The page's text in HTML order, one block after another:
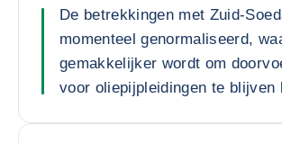
De betrekkingen met Zuid-
momenteel genormaliseerd,
gemakkelijker wordt om
voor oliepijpleidingen te blijven